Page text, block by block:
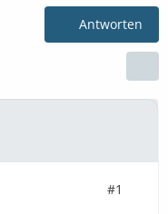
Antworten
#1